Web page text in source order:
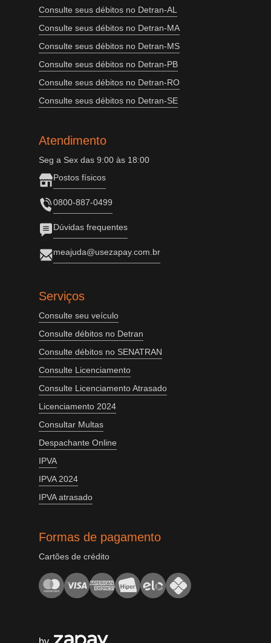
Consulte seus débitos no Detran-AL
Consulte seus débitos no Detran-MA
Consulte seus débitos no Detran-MS
Consulte seus débitos no Detran-PB
Consulte seus débitos no Detran-RO
Consulte seus débitos no Detran-SE
Atendimento
Seg a Sex das 9:00 às 18:00
Postos físicos
0800-887-0499
Dúvidas frequentes
meajuda@usezapay.com.br
Serviços
Consulte seu veículo
Consulte débitos no Detran
Consulte débitos no SENATRAN
Consulte Licenciamento
Consulte Licenciamento Atrasado
Licenciamento 2024
Consultar Multas
Despachante Online
IPVA
IPVA 2024
IPVA atrasado
Formas de pagamento
Cartões de crédito